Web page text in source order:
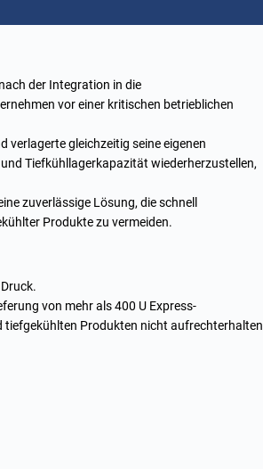
der Integration in die
vor einer kritischen betrieblichen
gleichzeitig seine eigenen
Tiefkühllagerkapazität wiederherzustellen,
zuverlässige Lösung, die schnell
Produkte zu vermeiden.
von mehr als 400 U Express-
tiefgekühlten Produkten nicht aufrechterhalten